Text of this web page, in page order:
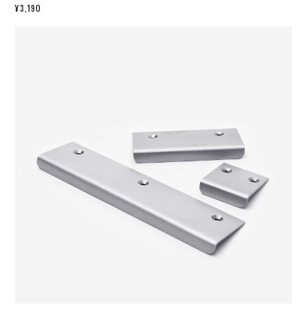
¥3,190